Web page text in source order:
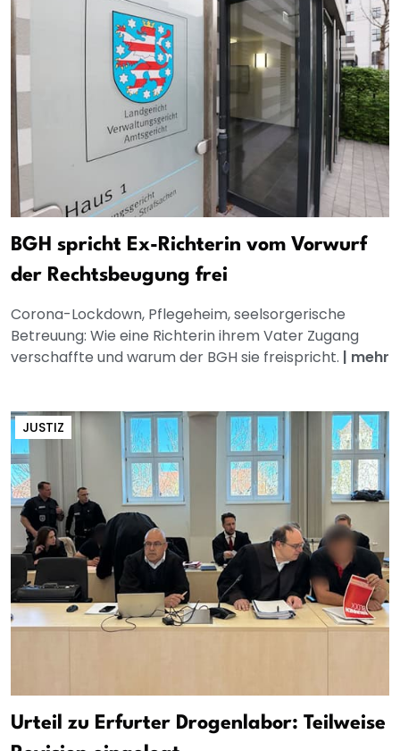
BGH spricht Ex-Richterin vom Vorwurf
der Rechtsbeugung frei
Corona-Lockdown, Pflegeheim, seelsorgerische
Betreuung: Wie eine Richterin ihrem Vater Zugang
verschaffte und warum der BGH sie freispricht. | mehr
JUSTIZ
Urteil zu Erfurter Drogenlabor: Teilweise